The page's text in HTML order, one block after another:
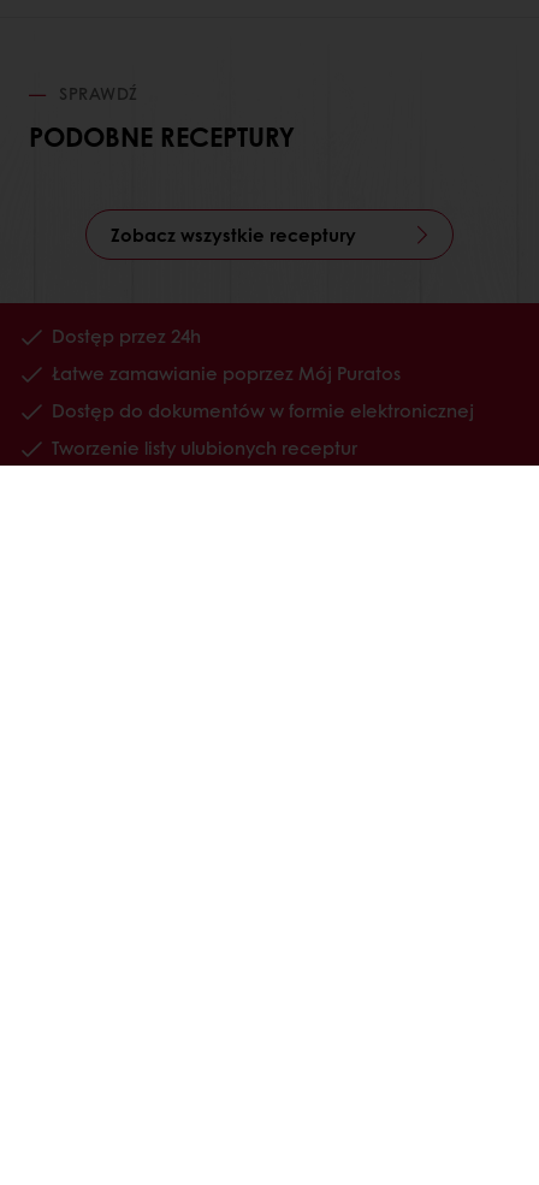
SPRAWDŹ
PODOBNE RECEPTURY
Zobacz wszystkie receptury
Dostęp przez 24h
Łatwe zamawianie poprzez Mój Puratos
Dostęp do dokumentów w formie elektronicznej
Tworzenie listy ulubionych receptur